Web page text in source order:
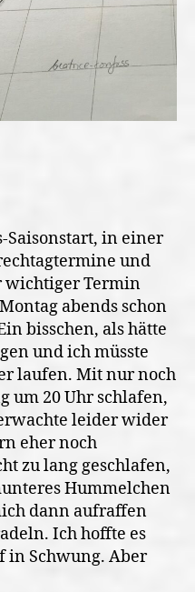
in einer
und
wichtiger Termin
abends schon
bisschen, als hätte
und ich müsste
laufen. Mit nur noch
um 20 Uhr schlafen,
leider wider
eher noch
zu lang geschlafen,
Hummelchen
dann aufraffen
Ich hoffte es
in Schwung. Aber